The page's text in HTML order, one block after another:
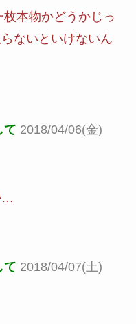
本物かどうかじっ
ないといけないん
て 2018/04/06(金)
…
て 2018/04/07(土)